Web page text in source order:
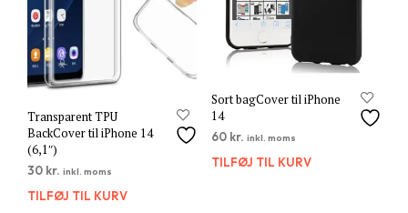
Transparent TPU
BackCover til iPhone 14
(6,1″)
30 kr. inkl. moms
TILFØJ TIL KURV
Sort bagCover til iPhone
14
60 kr. inkl. moms
TILFØJ TIL KURV